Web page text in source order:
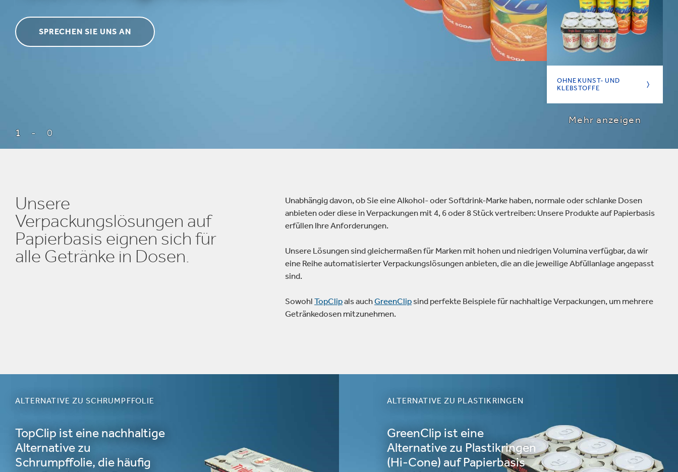
Industrieprodukte Verpackungen & Papierprodukte
1 - 0
SPRECHEN SIE UNS AN
OHNE KUNST- UND
KLEBSTOFFE
Unsere Verpackungen
recyclingfähig,
Mehr anzeigen
Unsere
Verpackungslösungen auf
Papierbasis eignen sich für
alle Getränke in Dosen.
Unabhängig davon, ob Sie eine Alkohol- oder Softdrink-Marke haben, normale oder schlanke Dosen
anbieten oder diese in Verpackungen mit 4, 6 oder 8 Stück vertreiben: Unsere Produkte auf Papierbasis
erfüllen Ihre Anforderungen.
Unsere Lösungen sind gleichermaßen für Marken mit hohen und niedrigen Volumina verfügbar, da wir
eine Reihe automatisierter Verpackungslösungen anbieten, die an die jeweilige Abfüllanlage angepasst
sind.
SowohlTopClipals auchGreenClip sind perfekte Beispiele für nachhaltige Verpackungen, um mehrere
Getränkedosen mitzunehmen.
ALTERNATIVE ZU SCHRUMPFFOLIE
TopClip ist eine nachhaltige
Alternative zu
Schrumpffolie, die häufig
ALTERNATIVE ZU PLASTIKRINGEN
GreenClip ist eine
Alternative zu Plastikringen
(Hi-Cone) auf Papierbasis